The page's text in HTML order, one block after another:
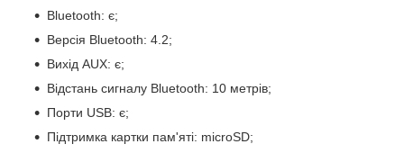
Bluetooth: є;
Версія Bluetooth: 4.2;
Вихід AUX: є;
Відстань сигналу Bluetooth: 10 метрів;
Порти USB: є;
Підтримка картки пам'яті: microSD;